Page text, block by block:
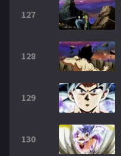
127
128
129
130